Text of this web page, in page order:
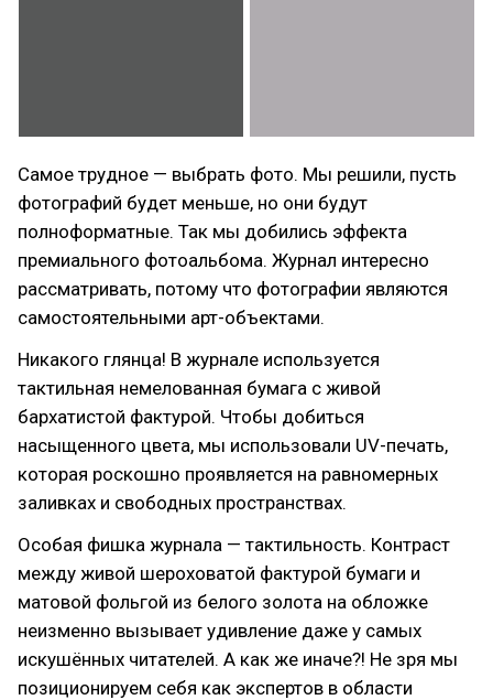
Самое трудное — выбрать фото. Мы решили, пусть
фотографий будет меньше, но они будут
полноформатные. Так мы добились эффекта
премиального фотоальбома. Журнал интересно
рассматривать, потому что фотографии являются
самостоятельными арт-объектами.
Никакого глянца! В журнале используется
тактильная немелованная бумага с живой
бархатистой фактурой. Чтобы добиться
насыщенного цвета, мы использовали UV-печать,
которая роскошно проявляется на равномерных
заливках и свободных пространствах.
Особая фишка журнала — тактильность. Контраст
между живой шероховатой фактурой бумаги и
матовой фольгой из белого золота на обложке
неизменно вызывает удивление даже у самых
искушённых читателей. А как же иначе?! Не зря мы
позиционируем себя как экспертов в области